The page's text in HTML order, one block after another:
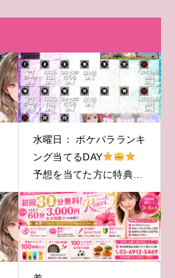
水曜日： ポケパラランキ
ング当てるDAY
予想を当てた方に特典プ
レゼント！